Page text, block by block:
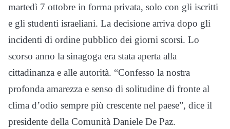
martedì 7 ottobre in forma privata, solo con gli iscritti
e gli studenti israeliani. La decisione arriva dopo gli
incidenti di ordine pubblico dei giorni scorsi. Lo
scorso anno la sinagoga era stata aperta alla
cittadinanza e alle autorità. “Confesso la nostra
profonda amarezza e senso di solitudine di fronte al
clima d’odio sempre più crescente nel paese”, dice il
presidente della Comunità Daniele De Paz.